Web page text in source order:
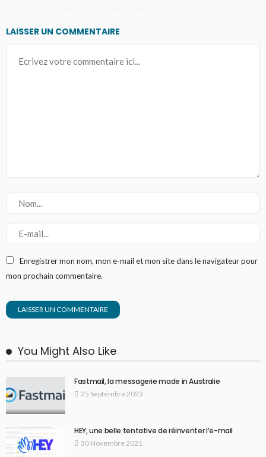
LAISSER UN COMMENTAIRE
Enregistrer mon nom, mon e-mail et mon site dans le navigateur pour
mon prochain commentaire.
You Might Also Like
Fastmail, la messagerie made in Australie
25 Septembre 2023
HEY, une belle tentative de réinventer l’e-mail
30 Novembre 2021